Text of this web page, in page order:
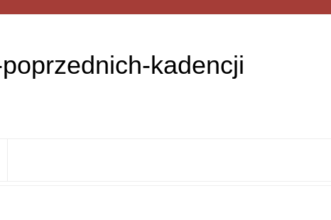
kadencji